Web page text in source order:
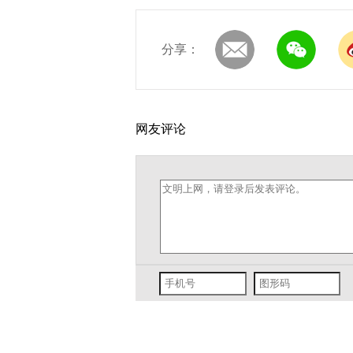
分享：
网友评论